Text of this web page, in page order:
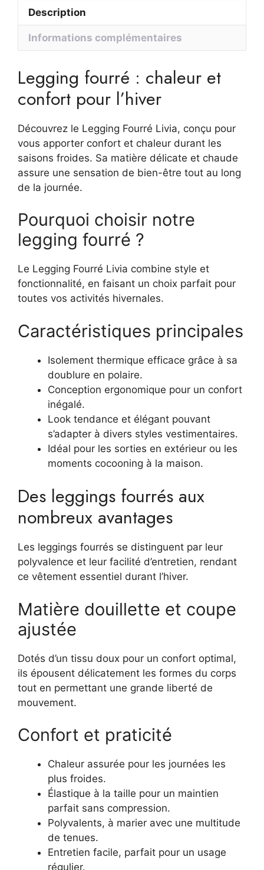
Description
Informations complémentaires
Legging fourré : chaleur et
confort pour l’hiver
Découvrez le Legging Fourré Livia, conçu pour
vous apporter confort et chaleur durant les
saisons froides. Sa matière délicate et chaude
assure une sensation de bien-être tout au long
de la journée.
Pourquoi choisir notre
legging fourré ?
Le Legging Fourré Livia combine style et
fonctionnalité, en faisant un choix parfait pour
toutes vos activités hivernales.
Caractéristiques principales
Isolement thermique efficace grâce à sa
doublure en polaire.
Conception ergonomique pour un confort
inégalé.
Look tendance et élégant pouvant
s’adapter à divers styles vestimentaires.
Idéal pour les sorties en extérieur ou les
moments cocooning à la maison.
Des leggings fourrés aux
nombreux avantages
Les leggings fourrés se distinguent par leur
polyvalence et leur facilité d’entretien, rendant
ce vêtement essentiel durant l’hiver.
Matière douillette et coupe
ajustée
Dotés d’un tissu doux pour un confort optimal,
ils épousent délicatement les formes du corps
tout en permettant une grande liberté de
mouvement.
Confort et praticité
Chaleur assurée pour les journées les
plus froides.
Élastique à la taille pour un maintien
parfait sans compression.
Polyvalents, à marier avec une multitude
de tenues.
Entretien facile, parfait pour un usage
régulier.